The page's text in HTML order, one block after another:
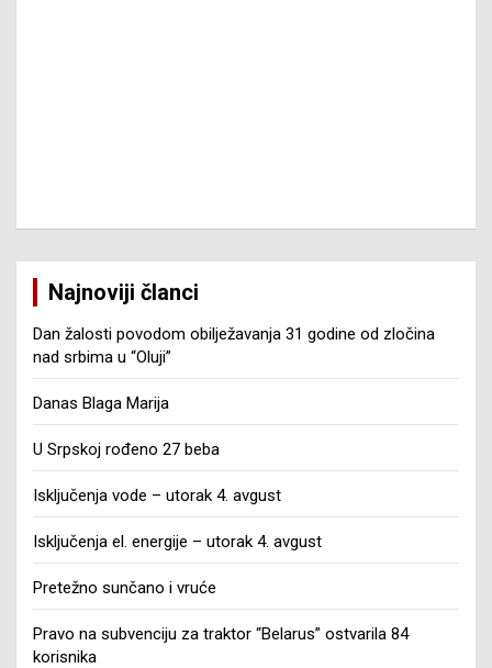
Najnoviji članci
Dan žalosti povodom obilježavanja 31 godine od zločina
nad srbima u “Oluji”
Danas Blaga Marija
U Srpskoj rođeno 27 beba
Isključenja vode – utorak 4. avgust
Isključenja el. energije – utorak 4. avgust
Pretežno sunčano i vruće
Pravo na subvenciju za traktor “Belarus” ostvarila 84
korisnika